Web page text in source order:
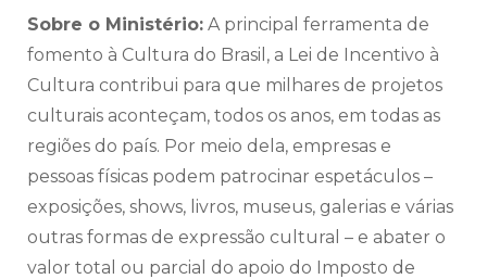
Sobre o Ministério: A principal ferramenta de
fomento à Cultura do Brasil, a Lei de Incentivo à
Cultura contribui para que milhares de projetos
culturais aconteçam, todos os anos, em todas as
regiões do país. Por meio dela, empresas e
pessoas físicas podem patrocinar espetáculos –
exposições, shows, livros, museus, galerias e várias
outras formas de expressão cultural – e abater o
valor total ou parcial do apoio do Imposto de